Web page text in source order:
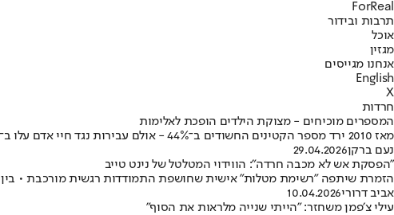
ForReal
תרבות ובידור
אוכל
מגזין
אנחנו מגייסים
English
X
חרדות
המספרים מוכיחים - מצוקת הילדים הופכת לאלימות
מאז 2010 ירד מספר הקטינים החשודים ב־44% - אולם עבירות נגד חיי אדם עלו ב־12% בשנה האחרונה בלבד, עבירות מין עלו ב־8% ועבירות גופניות ב־5% • "זה קצה הקרחון"
נעם ברקן29.04.2026
"הפסקת אש לא מכבה חרדה": הווידוי המטלטל של נינט טייב
הזמרת שיתפה "רשימת מטלות" אישית שחושפת התמודדות רגשית מורכבת •
אביב דרורי10.04.2026
עילי צ׳פמן משחזר: ״הייתי שנייה מלראות את הסוף״